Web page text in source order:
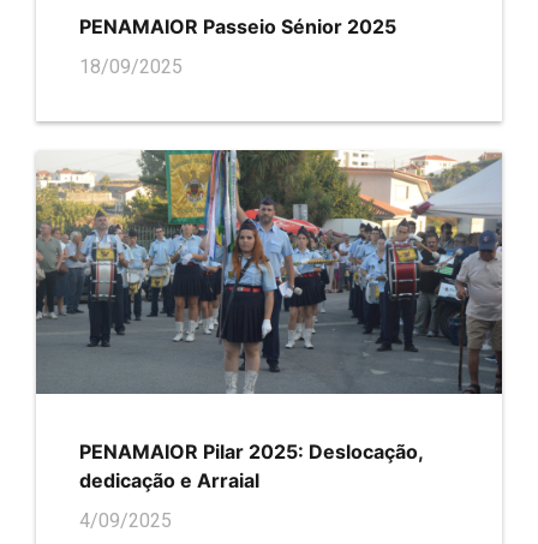
PENAMAIOR Passeio Sénior 2025
18/09/2025
PENAMAIOR Pilar 2025: Deslocação,
dedicação e Arraial
4/09/2025